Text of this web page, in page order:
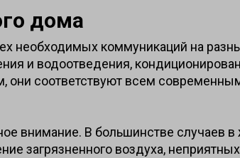
дома
необходимых коммуникаций на
и водоотведения,
соответствуют всем
внимание. В большинстве случаев
загрязненного воздуха,